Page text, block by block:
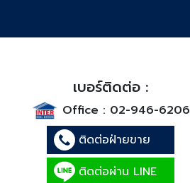
เบอร์ติดต่อ :
Office : 02-946-6206
ติดต่อฝ่ายขาย
ติดต่อผ่าน LINE